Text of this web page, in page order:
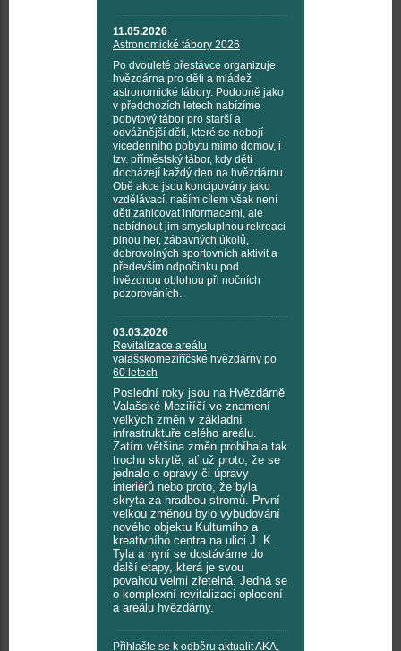
11.05.2026
Astronomické tábory 2026
Po dvouleté přestávce organizuje
hvězdárna pro děti a mládež
astronomické tábory. Podobně jako
v předchozích letech nabízíme
pobytový tábor pro starší a
odvážnější děti, které se nebojí
vícedenního pobytu mimo domov, i
tzv. příměstský tábor, kdy děti
docházejí každý den na hvězdárnu.
Obě akce jsou koncipovány jako
vzdělávací, naším cílem však není
děti zahlcovat informacemi, ale
nabídnout jim smysluplnou rekreaci
plnou her, zábavných úkolů,
dobrovolných sportovních aktivit a
především odpočinku pod
hvězdnou oblohou při nočních
pozorováních.
03.03.2026
Revitalizace areálu
valašskomeziříčské hvězdárny po
60 letech
Poslední roky jsou na Hvězdárně
Valašské Meziříčí ve znamení
velkých změn v základní
infrastruktuře celého areálu.
Zatím většina změn probíhala tak
trochu skrytě, ať už proto, že se
jednalo o opravy či úpravy
interiérů nebo proto, že byla
skryta za hradbou stromů. První
velkou změnou bylo vybudování
nového objektu Kulturního a
kreativního centra na ulici J. K.
Tyla a nyní se dostáváme do
další etapy, která je svou
povahou velmi zřetelná. Jedná se
o komplexní revitalizaci oplocení
a areálu hvězdárny.
Přihlašte se k odběru aktualit AKA,